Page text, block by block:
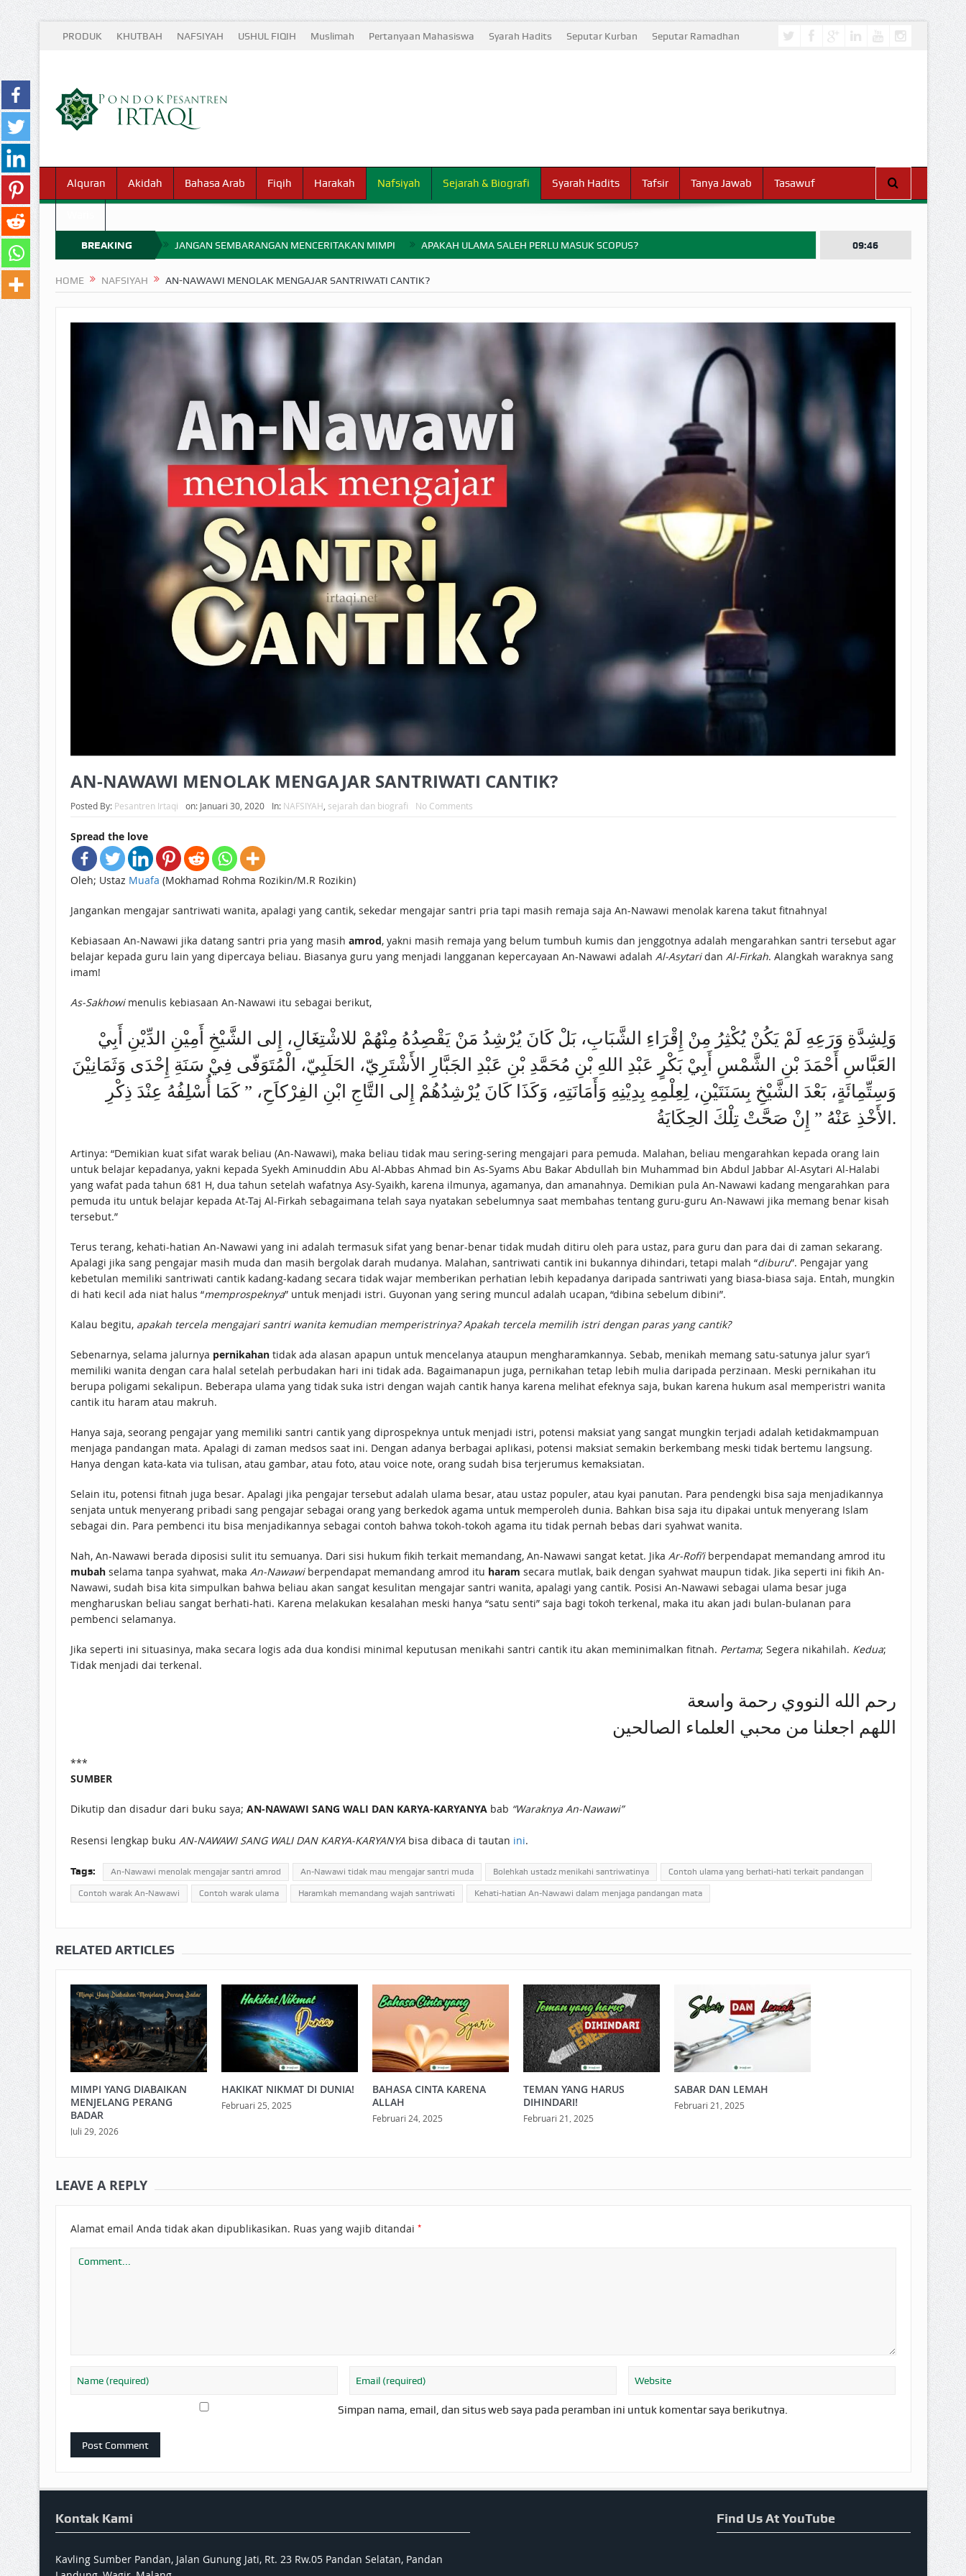
PRODUK KHUTBAH NAFSIYAH USHUL FIQIH Muslimah Pertanyaan Mahasiswa Syarah Hadits Seputar Kurban Seputar Ramadhan
Alquran Akidah Bahasa Arab Fiqih Harakah Nafsiyah Sejarah & Biografi Syarah Hadits Tafsir Tanya Jawab Tasawuf
BREAKING
NEWS
JANGAN SEMBARANGAN MENCERITAKAN MIMPI APAKAH ULAMA SALEH PERLU MASUK SCOPUS?
BAGAIMANA CARA MEMBAYAR ZAKAT UANG? UANG HARAM BISA MENJADI HALAL JIKA SEBAB KEPEMILIKANNYA BERUBAH
BAHASA CINTA KARENA ALLAH HUKUM MEMBAYAR ZAKAT DENGAN CARA MENGANGSUR
HUKUM MEMBAYAR ZAKAT KEPADA KERABAT SENDIRI
09:46
HOME NAFSIYAH AN-NAWAWI MENOLAK MENGAJAR SANTRIWATI CANTIK?
AN-NAWAWI MENOLAK MENGAJAR SANTRIWATI CANTIK?
Posted By: Pesantren Irtaqi on: Januari 30, 2020 In: NAFSIYAH, sejarah dan biografi No Comments
Spread the love
Oleh; Ustaz Muafa (Mokhamad Rohma Rozikin/M.R Rozikin)
Jangankan mengajar santriwati wanita, apalagi yang cantik, sekedar mengajar santri pria tapi masih remaja saja An-Nawawi menolak karena takut fitnahnya!
Kebiasaan An-Nawawi jika datang santri pria yang masih amrod, yakni masih remaja yang belum tumbuh kumis dan jenggotnya adalah mengarahkan santri tersebut agar
belajar kepada guru lain yang dipercaya beliau. Biasanya guru yang menjadi langganan kepercayaan An-Nawawi adalah Al-Asytaridan Al-Firkah. Alangkah waraknya sang
imam!
As-Sakhowimenulis kebiasaan An-Nawawi itu sebagai berikut,
وَلِشِدَّةِ وَرَعِهِ لَمْ يَكُنْ يُكْثِرُ مِنْ إِقْرَاءِ الشَّبَابِ، بَلْ كَانَ يُرْشِدُ مَنْ يَقْصِدُهُ مِنْهُمْ للاشْتِغَالِ، إِلى الشَّيْخِ أَمِيْنِ الدِّيْنِ أَبِيْ
العَبَّاسِ أَحْمَدَ بْنِ الشَّمْسِ أَبِيْ بَكْرٍ عَبْدِ اللهِ بْنِ مُحَمَّدِ بْنِ عَبْدِ الجَبَّارِ الأَشْتَرِيّ، الحَلَبِيّ، الْمُتَوَفّى فِيْ سَنَةِ إِحْدَى وَثَمَانِيْنَ
وَسِتِّمِائَةٍ، بَعْدَ الشَّيْخِ بِسَنَتَيْنِ، لِعِلْمِهِ بِدِيْنِهِ وَأَمَانَتِهِ، وَكَذَا كَانَ يُرْشِدُهُمْ إِلى التَّاجِ ابْنِ الفِرْكاَحِ، ” كَمَا أُسْلِفُهُ عِنْدَ ذِكْرِ
الأَخْذِ عَنْهُ ” إِنْ صَحَّتْ تِلْكَ الحِكَايَةُ.
Artinya: “Demikian kuat sifat warak beliau (An-Nawawi), maka beliau tidak mau sering-sering mengajari para pemuda. Malahan, beliau mengarahkan kepada orang lain
untuk belajar kepadanya, yakni kepada Syekh Aminuddin Abu Al-Abbas Ahmad bin As-Syams Abu Bakar Abdullah bin Muhammad bin Abdul Jabbar Al-Asytari Al-Halabi
yang wafat pada tahun 681 H, dua tahun setelah wafatnya Asy-Syaikh, karena ilmunya, agamanya, dan amanahnya. Demikian pula An-Nawawi kadang mengarahkan para
pemuda itu untuk belajar kepada At-Taj Al-Firkah sebagaimana telah saya nyatakan sebelumnya saat membahas tentang guru-guru An-Nawawi jika memang benar kisah
tersebut.”
Terus terang, kehati-hatian An-Nawawi yang ini adalah termasuk sifat yang benar-benar tidak mudah ditiru oleh para ustaz, para guru dan para dai di zaman sekarang.
Apalagi jika sang pengajar masih muda dan masih bergolak darah mudanya. Malahan, santriwati cantik ini bukannya dihindari, tetapi malah “diburu”. Pengajar yang
kebetulan memiliki santriwati cantik kadang-kadang secara tidak wajar memberikan perhatian lebih kepadanya daripada santriwati yang biasa-biasa saja. Entah, mungkin
di hati kecil ada niat halus “memprospeknya” untuk menjadi istri. Guyonan yang sering muncul adalah ucapan, “dibina sebelum dibini”.
Kalau begitu, apakah tercela mengajari santri wanita kemudian memperistrinya? Apakah tercela memilih istri dengan paras yang cantik?
Sebenarnya, selama jalurnya pernikahantidak ada alasan apapun untuk mencelanya ataupun mengharamkannya. Sebab, menikah memang satu-satunya jalur syar’i
memiliki wanita dengan cara halal setelah perbudakan hari ini tidak ada. Bagaimanapun juga, pernikahan tetap lebih mulia daripada perzinaan. Meski pernikahan itu
berupa poligami sekalipun. Beberapa ulama yang tidak suka istri dengan wajah cantik hanya karena melihat efeknya saja, bukan karena hukum asal memperistri wanita
cantik itu haram atau makruh.
Hanya saja, seorang pengajar yang memiliki santri cantik yang diprospeknya untuk menjadi istri, potensi maksiat yang sangat mungkin terjadi adalah ketidakmampuan
menjaga pandangan mata. Apalagi di zaman medsos saat ini. Dengan adanya berbagai aplikasi, potensi maksiat semakin berkembang meski tidak bertemu langsung.
Hanya dengan kata-kata via tulisan, atau gambar, atau foto, atau voice note, orang sudah bisa terjerumus kemaksiatan.
Selain itu, potensi fitnah juga besar. Apalagi jika pengajar tersebut adalah ulama besar, atau ustaz populer, atau kyai panutan. Para pendengki bisa saja menjadikannya
senjata untuk menyerang pribadi sang pengajar sebagai orang yang berkedok agama untuk memperoleh dunia. Bahkan bisa saja itu dipakai untuk menyerang Islam
sebagai din. Para pembenci itu bisa menjadikannya sebagai contoh bahwa tokoh-tokoh agama itu tidak pernah bebas dari syahwat wanita.
Nah, An-Nawawi berada diposisi sulit itu semuanya. Dari sisi hukum fikih terkait memandang, An-Nawawi sangat ketat. Jika Ar-Rofi’iberpendapat memandang amrod itu
mubahselama tanpa syahwat, maka An-Nawawiberpendapat memandang amrod itu haram secara mutlak, baik dengan syahwat maupun tidak. Jika seperti ini fikih An-
Nawawi, sudah bisa kita simpulkan bahwa beliau akan sangat kesulitan mengajar santri wanita, apalagi yang cantik. Posisi An-Nawawi sebagai ulama besar juga
mengharuskan beliau sangat berhati-hati. Karena melakukan kesalahan meski hanya “satu senti” saja bagi tokoh terkenal, maka itu akan jadi bulan-bulanan para
pembenci selamanya.
Jika seperti ini situasinya, maka secara logis ada dua kondisi minimal keputusan menikahi santri cantik itu akan meminimalkan fitnah. Pertama; Segera nikahilah. Kedua;
Tidak menjadi dai terkenal.
رحم الله النووي رحمة واسعة
اللهم اجعلنا من محبي العلماء الصالحين
***
SUMBER
Dikutip dan disadur dari buku saya; AN-NAWAWI SANG WALI DAN KARYA-KARYANYAbab “Waraknya An-Nawawi”
Resensi lengkap buku AN-NAWAWI SANG WALI DAN KARYA-KARYANYAbisa dibaca di tautan ini.
Tags: An-Nawawi menolak mengajar santri amrod An-Nawawi tidak mau mengajar santri muda Bolehkah ustadz menikahi santriwatinya Contoh ulama yang berhati-hati terkait pandangan
Contoh warak An-Nawawi Contoh warak ulama Haramkah memandang wajah santriwati Kehati-hatian An-Nawawi dalam menjaga pandangan mata
RELATED ARTICLES
MIMPI YANG DIABAIKAN
MENJELANG PERANG
BADAR
Juli 29, 2026
HAKIKAT NIKMAT DI DUNIA!
Februari 25, 2025
BAHASA CINTA KARENA
ALLAH
Februari 24, 2025
TEMAN YANG HARUS
DIHINDARI!
Februari 21, 2025
SABAR DAN LEMAH
Februari 21, 2025
LEAVE A REPLY
Alamat email Anda tidak akan dipublikasikan. Ruas yang wajib ditandai *
Simpan nama, email, dan situs web saya pada peramban ini untuk komentar saya berikutnya.
Kontak Kami
Kavling Sumber Pandan, Jalan Gunung Jati, Rt. 23 Rw.05 Pandan Selatan, Pandan
Find Us At YouTube